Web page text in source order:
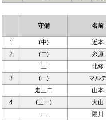
守備 名前
1 (中)
近本
2
(二)
糸原
三
北條
3
(一)
マル
走三二
山本
4
(三一)
大山
一
陽川